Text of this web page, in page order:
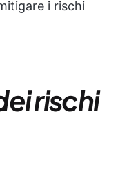
i rischi
rischi